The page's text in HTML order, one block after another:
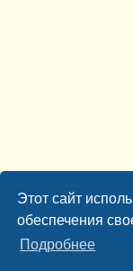
Этот сайт
обеспечения
Подробнее